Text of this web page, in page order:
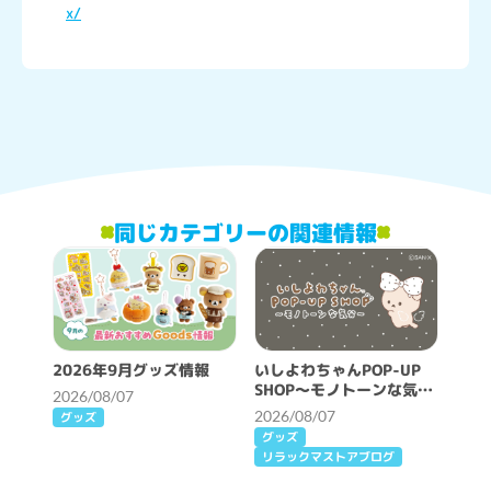
x/
同じカテゴリーの関連情報
2026年9月グッズ情報
2026/08/07
グッズ
いしよわちゃんPOP-UP
SHOP～モノトーンな気分
～開催決定！
2026/08/07
グッズ
リラックマストアブログ